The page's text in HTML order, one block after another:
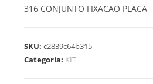
316 CONJUNTO FIXACAO PLACA
SKU:c2839c64b315
Categoria: KIT